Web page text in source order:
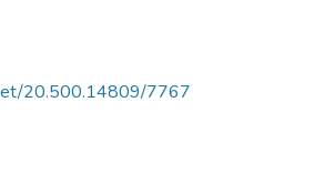
20.500.14809/7767